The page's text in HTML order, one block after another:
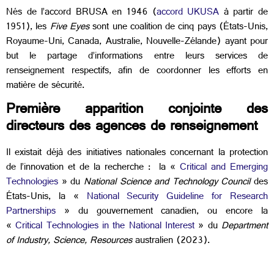
Nés de l’accord BRUSA en 1946 (accord UKUSA à partir de
1951), les Five Eyessont une coalition de cinq pays (États-Unis,
Royaume-Uni, Canada, Australie, Nouvelle-Zélande) ayant pour
but le partage d’informations entre leurs services de
renseignement respectifs, afin de coordonner les efforts en
matière de sécurité.
Première apparition conjointe des
directeurs des agences de renseignement
Il existait déjà des initiatives nationales concernant la protection
de l’innovation et de la recherche : la « Critical and Emerging
Technologies » du National Science and Technology Councildes
États-Unis, la « National Security Guideline for Research
Partnerships » du gouvernement canadien, ou encore la
«Critical Technologies in the National Interest » du Department
of Industry, Science, Resourcesaustralien (2023).